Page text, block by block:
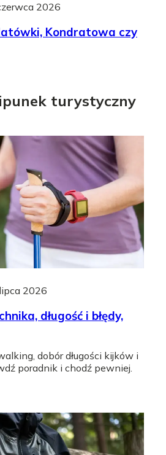
2026
Kondratowa czy
turystyczny
2026
długość i błędy,
dobór długości kijków i
poradnik i chodź pewniej.